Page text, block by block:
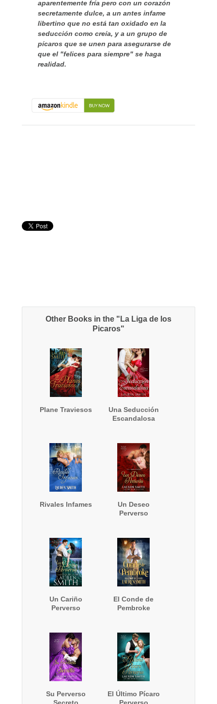
aparentemente fría pero con un corazón
secretamente dulce, a un antes infame
libertino que no está tan oxidado en la
seducción como creía, y a un grupo de
pícaros que se unen para asegurarse de
que el "felices para siempre" se haga
realidad.
Other Books in the "La Liga de los
Picaros"
Plane Traviesos
Una Seducción
Escandalosa
Rivales Infames
Un Deseo
Perverso
Un Cariño
Perverso
El Conde de
Pembroke
Su Perverso
El Último Pícaro